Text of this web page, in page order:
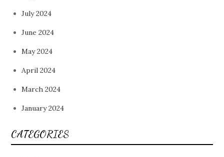
July 2024
June 2024
May 2024
April 2024
March 2024
January 2024
CATEGORIES